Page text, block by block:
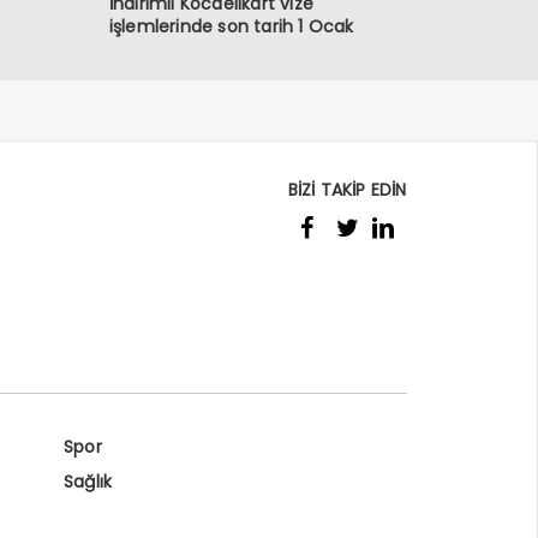
işlemlerinde son tarih 1 Ocak
BİZİ TAKİP EDİN
Spor
Sağlık